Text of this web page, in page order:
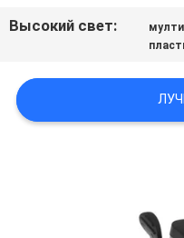
СЛУЧАИ
ЗАПРОСИТЕ
ЦИТАТУ
Высокий свет: